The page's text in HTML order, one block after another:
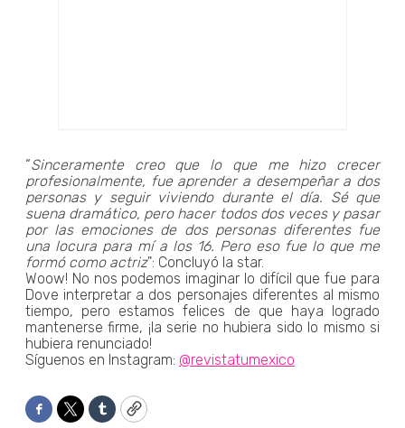
“Sinceramente creo que lo que me hizo crecer
profesionalmente, fue aprender a desempeñar a dos
personas y seguir viviendo durante el día. Sé que
suena dramático, pero hacer todos dos veces y pasar
por las emociones de dos personas diferentes fue
una locura para mí a los 16. Pero eso fue lo que me
formó como actriz": Concluyó la star.
Woow! No nos podemos imaginar lo difícil que fue para
Dove interpretar a dos personajes diferentes al mismo
tiempo, pero estamos felices de que haya logrado
mantenerse firme, ¡la serie no hubiera sido lo mismo si
hubiera renunciado!
Síguenos en Instagram: @revistatumexico
Facebook
TwitterTumblrCopy